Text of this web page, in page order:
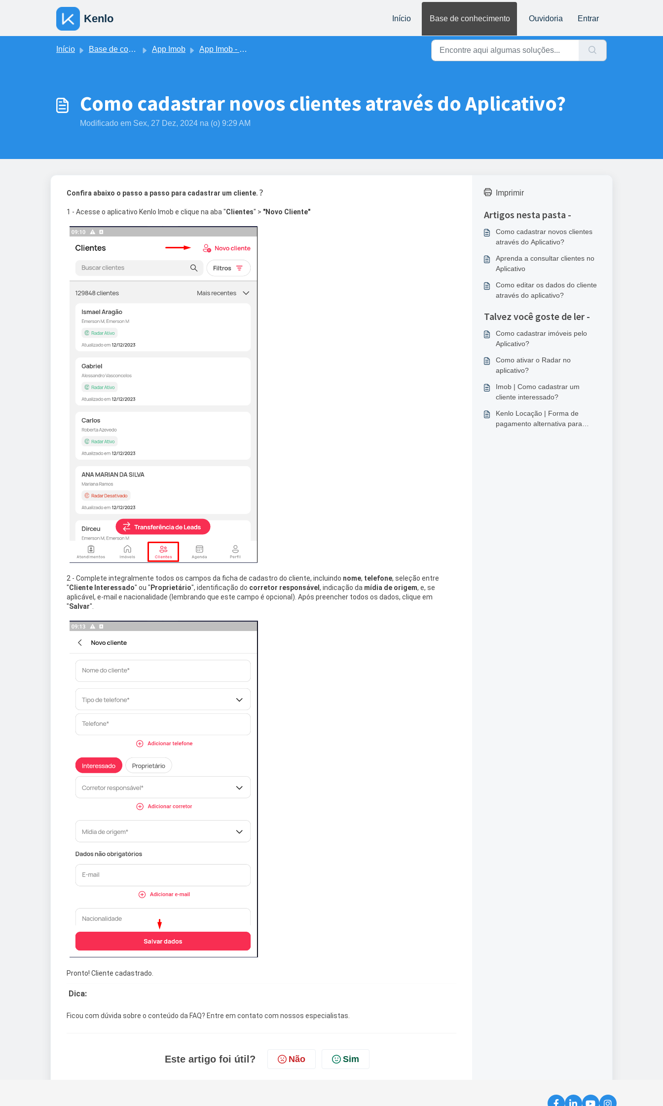
Kenlo Início Base de conhecimento Ouvidoria Entrar
Início Base de conhecimento App Imob App Imob - Clientes
Como cadastrar novos clientes através do Aplicativo?
Modificado em Sex, 27 Dez, 2024 na (o) 9:29 AM
Confira abaixo o passo a passo para cadastrar um cliente. ?
1 - Acesse o aplicativo Kenlo Imob e clique na aba "Clientes" > "Novo Cliente"
2 - Complete integralmente todos os campos da ficha de cadastro do cliente, incluindo nome, telefone, seleção entre
"Cliente Interessado" ou " Proprietário", identificação do corretor responsável , indicação da mídia de origem, e, se
aplicável, e-mail e nacionalidade (lembrando que este campo é opcional). Após preencher todos os dados, clique em
"Salvar".
Pronto! Cliente cadastrado.
Dica:
Ficou com dúvida sobre o conteúdo da FAQ? Entre em contato com nossos especialistas.
Este artigo foi útil? Não Sim
Imprimir
Artigos nesta pasta -
Como cadastrar novos clientes
através do Aplicativo?
Aprenda a consultar clientes no
Aplicativo
Como editar os dados do cliente
através do aplicativo?
Talvez você goste de ler -
Como cadastrar imóveis pelo
Aplicativo?
Como ativar o Radar no
aplicativo?
Imob | Como cadastrar um
cliente interessado?
Kenlo Locação | Forma de
pagamento alternativa para